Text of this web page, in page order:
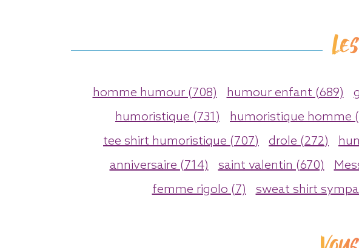
homme humour (708) humour enfant (689)
humoristique (731)
humoristique homme
tee shirt humoristique (707)
drole (272)
anniversaire (714)
saint valentin (670)
femme rigolo (7)
sweat shirt